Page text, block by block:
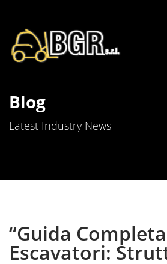
Blog
Latest Industry News
“Guida
Escavatori: